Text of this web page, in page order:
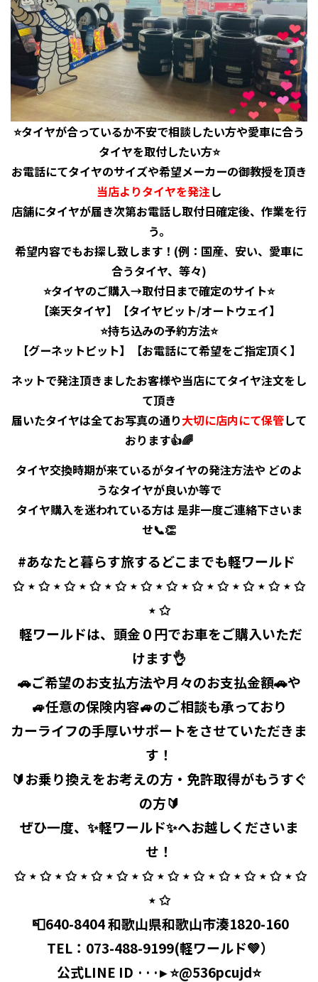
⭐️タイヤが合っているか不安で相談したい方や愛車に合う
タイヤを取付したい方⭐️
お電話にてタイヤのサイズや希望メーカーの御教授を頂き
当店よりタイヤを発注し
店舗にタイヤが届き次第お電話し取付日確定後、作業を行
う。
希望内容でもお探し致します！(例：国産、安い、愛車に
合うタイヤ、等々)
⭐️タイヤのご購入→取付日まで確定のサイト⭐️
【楽天タイヤ】【タイヤピット/オートウェイ】
⭐️持ち込みの予約方法⭐️
【グーネットピット】【お電話にて希望をご指定頂く】
ネットで発注頂きましたお客様や当店にてタイヤ注文をし
て頂き
届いたタイヤは全てお写真の通り大切に店内にて保管して
おります👍🌈
タイヤ交換時期が来ているがタイヤの発注方法や どのよ
うなタイヤが良いか等で
タイヤ購入を迷われている方は 是非一度ご連絡下さいま
せ📞👏
#あなたと暮らす旅するどこまでも軽ワールド ⁡ ⁡
✩ ⋆ ✩ ⋆ ✩ ⋆ ✩ ⋆ ✩ ⋆ ✩ ⋆ ✩ ⋆ ✩ ⋆ ✩ ⋆ ✩ ⋆ ✩ ⋆ ✩
⋆ ✩
⁡ 軽ワールドは、頭金０円でお車をご購入いただ
けます👌
🚗ご希望のお支払方法や月々のお支払金額🚗や
🚙任意の保険内容🚙のご相談も承っており
カーライフの手厚いサポートをさせていただきま
す！
🔰お乗り換えをお考えの方・免許取得がもうすぐ
の方🔰
ぜひ一度、✨軽ワールド✨へお越しくださいま
せ！
⁡ ✩ ⋆ ✩ ⋆ ✩ ⋆ ✩ ⋆ ✩ ⋆ ✩ ⋆ ✩ ⋆ ✩ ⋆ ✩ ⋆ ✩ ⋆ ✩ ⋆ ✩
⋆ ✩
⁡ 📮640-8404 和歌山県和歌山市湊1820-160
⁡ TEL： 073-488-9199(軽ワールド💚）
公式LINE ID ···▸ ⭐️@536pcujd⭐️